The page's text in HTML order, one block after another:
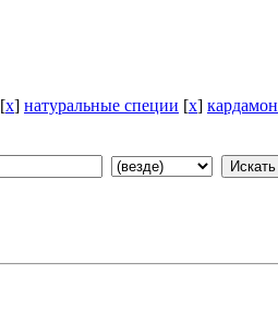
[x] натуральные специи [x] кардамон